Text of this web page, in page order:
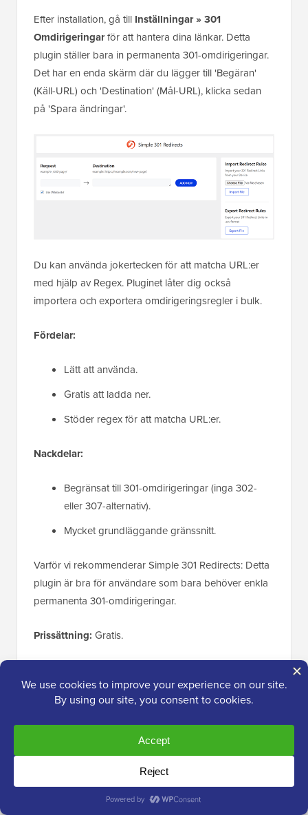
Efter installation, gå till Inställningar » 301
Omdirigeringarför att hantera dina länkar. Detta
plugin ställer bara in permanenta 301-omdirigeringar.
Det har en enda skärm där du lägger till 'Begäran'
(Käll-URL) och 'Destination' (Mål-URL), klicka sedan
på 'Spara ändringar'.
Du kan använda jokertecken för att matcha URL:er
med hjälp av Regex. Pluginet låter dig också
importera och exportera omdirigeringsregler i bulk.
Fördelar:
Lätt att använda.
Gratis att ladda ner.
Stöder regex för att matcha URL:er.
Nackdelar:
Begränsat till 301-omdirigeringar (inga 302-
eller 307-alternativ).
Mycket grundläggande gränssnitt.
Varför vi rekommenderar Simple 301 Redirects: Detta
plugin är bra för användare som bara behöver enkla
permanenta 301-omdirigeringar.
Prissättning: Gratis.
Bäst för: Användare som redan använder Rank